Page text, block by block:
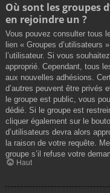
Où sont les groupes
en rejoindre un ?
Vous pouvez consulter tous
lien « Groupes d’utilisateurs
l’utilisateur. Si vous
approprié. Cependant, tous
aux nouvelles adhésions.
d’autres peuvent être privés
le groupe est public, vous
dédié. Si le groupe est
cliquer également sur le
d’utilisateurs devra alors
la raison de votre requête.
groupe s’il refuse votre
Haut